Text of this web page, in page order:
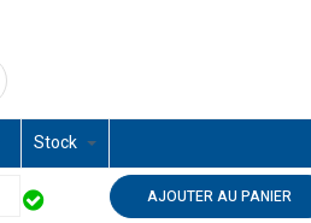
Stock
AJOUTER AU PANIER